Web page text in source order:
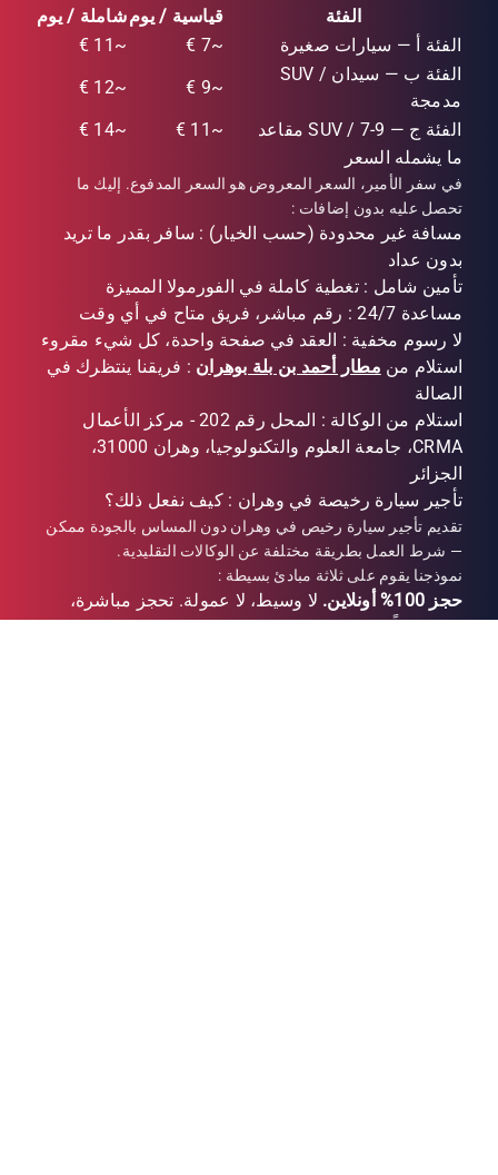
الفئة
قياسية / يومشاملة / يوم
الفئة أ — سيارات صغيرة
~7 €
~11 €
الفئة ب — سيدان / SUV
مدمجة
~9 €
~12 €
الفئة ج — SUV / 7-9 مقاعد
~11 €
~14 €
ما يشمله السعر
في سفر الأمير، السعر المعروض هو السعر المدفوع. إليك ما
تحصل عليه بدون إضافات :
مسافة غير محدودة (حسب الخيار) : سافر بقدر ما تريد
بدون عداد
تأمين شامل : تغطية كاملة في الفورمولا المميزة
مساعدة 24/7 : رقم مباشر، فريق متاح في أي وقت
لا رسوم مخفية : العقد في صفحة واحدة، كل شيء مقروء
استلام من مطار أحمد بن بلة بوهران : فريقنا ينتظرك في
الصالة
استلام من الوكالة : المحل رقم 202 - مركز الأعمال
CRMA، جامعة العلوم والتكنولوجيا، وهران 31000،
الجزائر
تأجير سيارة رخيصة في وهران : كيف نفعل ذلك؟
تقديم تأجير سيارة رخيص في وهران دون المساس بالجودة ممكن
— شرط العمل بطريقة مختلفة عن الوكالات التقليدية.
نموذجنا يقوم على ثلاثة مبادئ بسيطة :
حجز 100% أونلاين.
لا وسيط، لا عمولة. تحجز مباشرة،